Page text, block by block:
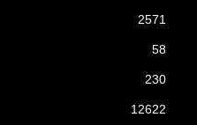
2571
58
230
12622